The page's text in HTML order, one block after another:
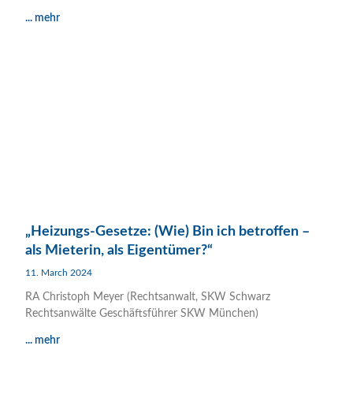
... mehr
„Heizungs-Gesetze: (Wie) Bin ich betroffen –
als Mieterin, als Eigentümer?“
11. March 2024
RA Christoph Meyer (Rechtsanwalt, SKW Schwarz
Rechtsanwälte Geschäftsführer SKW München)
... mehr